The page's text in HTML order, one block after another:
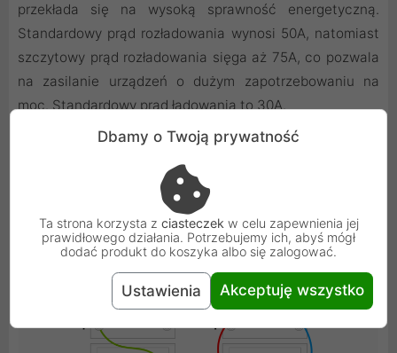
przekłada się na wysoką sprawność energetyczną.
Standardowy prąd rozładowania wynosi 50A, natomiast
szczytowy prąd rozładowania sięga aż 75A, co pozwala
na zasilanie urządzeń o dużym zapotrzebowaniu na
moc. Standardowy prąd ładowania to 30A.
Dbamy o Twoją prywatność
Ta strona korzysta z ciasteczek w celu zapewnienia jej
prawidłowego działania. Potrzebujemy ich, abyś mógł
dodać produkt do koszyka albo się zalogować.
Ustawienia Akceptuję wszystko